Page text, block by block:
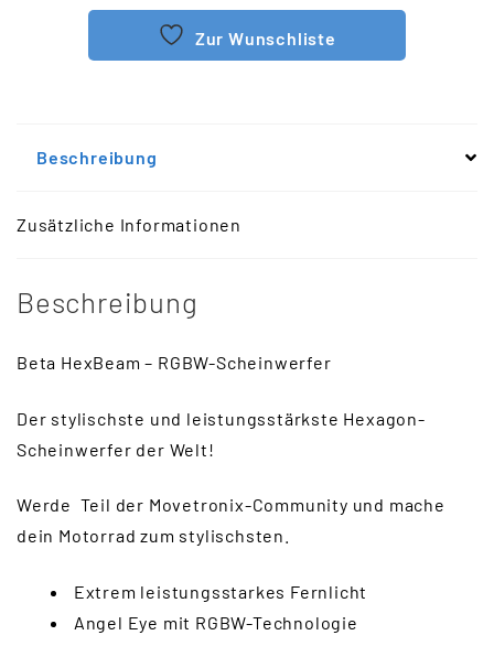
Zur Wunschliste
Beschreibung
Zusätzliche Informationen
Beschreibung
Beta HexBeam – RGBW-Scheinwerfer
Der stylischste und leistungsstärkste Hexagon-
Scheinwerfer der Welt!
Werde Teil der Movetronix-Community und mache
dein Motorrad zum stylischsten.
Extrem leistungsstarkes Fernlicht
Angel Eye mit RGBW-Technologie